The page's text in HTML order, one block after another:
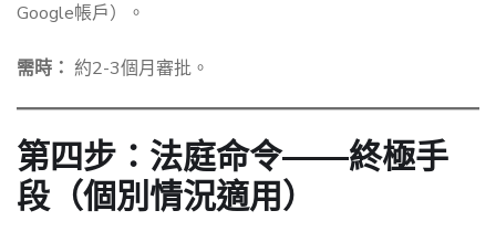
Google帳戶）。
需時： 約2-3個月審批。
第四步：法庭命令——終極手
段（個別情況適用）